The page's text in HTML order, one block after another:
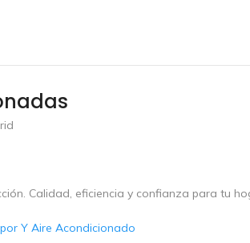
Calidad, eficiencia y confianza para tu
Y Aire Acondicionado